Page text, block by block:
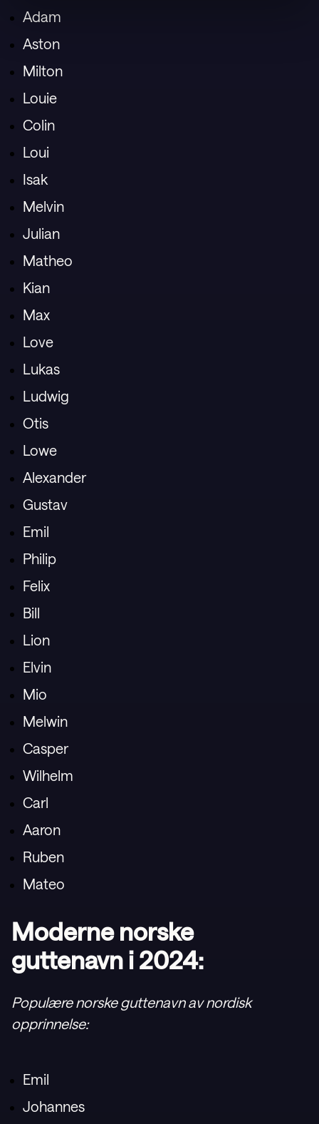
Adam
Aston
Milton
Louie
Colin
Loui
Isak
Melvin
Julian
Matheo
Kian
Max
Love
Lukas
Ludwig
Otis
Lowe
Alexander
Gustav
Emil
Philip
Felix
Bill
Lion
Elvin
Mio
Melwin
Casper
Wilhelm
Carl
Aaron
Ruben
Mateo
Moderne norske
guttenavn i 2024:
Populære norske guttenavn av nordisk
opprinnelse:
Emil
Johannes